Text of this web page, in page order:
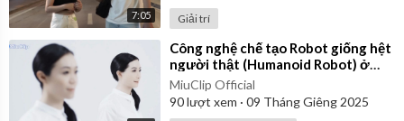
7:05 Giải trí
⁣Công nghệ chế tạo Robot giống hệt
người thật (Humanoid Robot) ở
Nhật Bản năm 2014
MiuClip Official
90lượt xem · 09 Tháng Giêng 2025